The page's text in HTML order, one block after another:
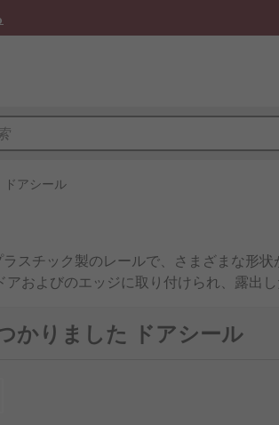
ドアシール
スチック製のレールで、さまざまな形
およびのエッジに取り付けられ、露出
があります。簡単にしっかりと固定で
ンサート付きサポートが追加されていま
かりました ドアシール